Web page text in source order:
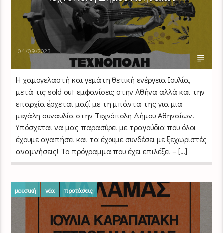
04/09/2023
Η χαμογελαστή και γεμάτη θετική ενέργεια Ιουλία,
μετά τις sold out εμφανίσεις στην Αθήνα αλλά και την
επαρχία έρχεται μαζί με τη μπάντα της για μια
μεγάλη συναυλία στην Τεχνόπολη Δήμου Αθηναίων.
Υπόσχεται να μας παρασύρει με τραγούδια που όλοι
έχουμε αγαπήσει και τα έχουμε συνδέσει με ξεχωριστές
αναμνήσεις! Το πρόγραμμα που έχει επιλέξει – […]
μουσική νέα προτάσεις